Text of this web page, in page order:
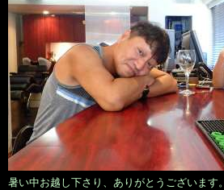
暑い中お越し下さり、ありがとうございます。